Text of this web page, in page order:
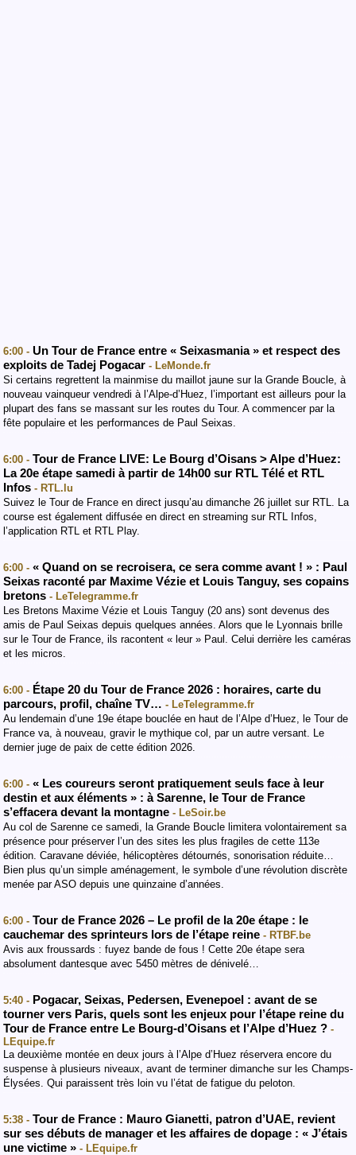
6:00 - Un Tour de France entre « Seixasmania » et respect des
exploits de Tadej Pogacar - LeMonde.fr
Si certains regrettent la mainmise du maillot jaune sur la Grande Boucle, à
nouveau vainqueur vendredi à l’Alpe-d’Huez, l’important est ailleurs pour la
plupart des fans se massant sur les routes du Tour. A commencer par la
fête populaire et les performances de Paul Seixas.
6:00 - Tour de France LIVE: Le Bourg d’Oisans > Alpe d’Huez:
La 20e étape samedi à partir de 14h00 sur RTL Télé et RTL
Infos - RTL.lu
Suivez le Tour de France en direct jusqu’au dimanche 26 juillet sur RTL. La
course est également diffusée en direct en streaming sur RTL Infos,
l’application RTL et RTL Play.
6:00 - « Quand on se recroisera, ce sera comme avant ! » : Paul
Seixas raconté par Maxime Vézie et Louis Tanguy, ses copains
bretons - LeTelegramme.fr
Les Bretons Maxime Vézie et Louis Tanguy (20 ans) sont devenus des
amis de Paul Seixas depuis quelques années. Alors que le Lyonnais brille
sur le Tour de France, ils racontent « leur » Paul. Celui derrière les caméras
et les micros.
6:00 - Étape 20 du Tour de France 2026 : horaires, carte du
parcours, profil, chaîne TV… - LeTelegramme.fr
Au lendemain d’une 19e étape bouclée en haut de l’Alpe d’Huez, le Tour de
France va, à nouveau, gravir le mythique col, par un autre versant. Le
dernier juge de paix de cette édition 2026.
6:00 - « Les coureurs seront pratiquement seuls face à leur
destin et aux éléments » : à Sarenne, le Tour de France
s’effacera devant la montagne - LeSoir.be
Au col de Sarenne ce samedi, la Grande Boucle limitera volontairement sa
présence pour préserver l’un des sites les plus fragiles de cette 113e
édition. Caravane déviée, hélicoptères détournés, sonorisation réduite…
Bien plus qu’un simple aménagement, le symbole d’une révolution discrète
menée par ASO depuis une quinzaine d’années.
6:00 - Tour de France 2026 – Le profil de la 20e étape : le
cauchemar des sprinteurs lors de l’étape reine - RTBF.be
Avis aux froussards : fuyez bande de fous ! Cette 20e étape sera
absolument dantesque avec 5450 mètres de dénivelé…
5:40 - Pogacar, Seixas, Pedersen, Evenepoel : avant de se
tourner vers Paris, quels sont les enjeux pour l’étape reine du
Tour de France entre Le Bourg-d’Oisans et l’Alpe d’Huez ? -
LEquipe.fr
La deuxième montée en deux jours à l’Alpe d’Huez réservera encore du
suspense à plusieurs niveaux, avant de terminer dimanche sur les Champs-
Élysées. Qui paraissent très loin vu l’état de fatigue du peloton.
5:38 - Tour de France : Mauro Gianetti, patron d’UAE, revient
sur ses débuts de manager et les affaires de dopage : « J’étais
une victime » - LEquipe.fr